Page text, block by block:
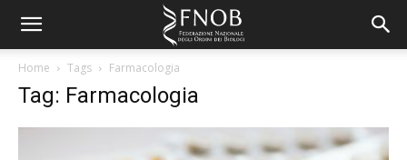
Home Tags Farmacologia
Tag: Farmacologia